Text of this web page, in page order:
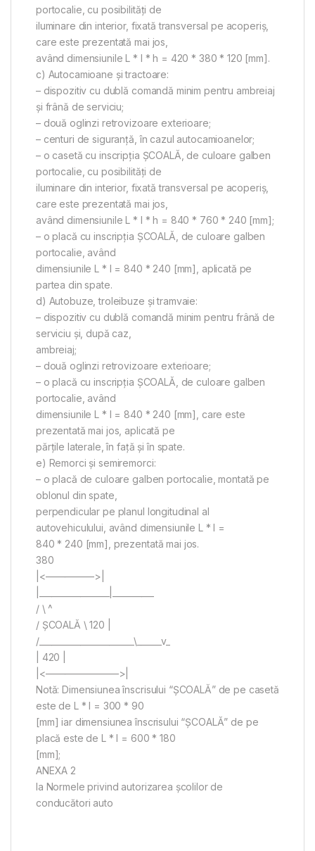
portocalie, cu posibilităţi de
iluminare din interior, fixată transversal pe acoperiş,
care este prezentată mai jos,
având dimensiunile L * l * h = 420 * 380 * 120 [mm].
c) Autocamioane şi tractoare:
– dispozitiv cu dublă comandă minim pentru ambreiaj
şi frână de serviciu;
– două oglinzi retrovizoare exterioare;
– centuri de siguranţă, în cazul autocamioanelor;
– o casetă cu inscripţia ŞCOALĂ, de culoare galben
portocalie, cu posibilităţi de
iluminare din interior, fixată transversal pe acoperiş,
care este prezentată mai jos,
având dimensiunile L * l * h = 840 * 760 * 240 [mm];
– o placă cu inscripţia ŞCOALĂ, de culoare galben
portocalie, având
dimensiunile L * l = 840 * 240 [mm], aplicată pe
partea din spate.
d) Autobuze, troleibuze şi tramvaie:
– dispozitiv cu dublă comandă minim pentru frână de
serviciu şi, după caz,
ambreiaj;
– două oglinzi retrovizoare exterioare;
– o placă cu inscripţia ŞCOALĂ, de culoare galben
portocalie, având
dimensiunile L * l = 840 * 240 [mm], care este
prezentată mai jos, aplicată pe
părţile laterale, în faţă şi în spate.
e) Remorci şi semiremorci:
– o placă de culoare galben portocalie, montată pe
oblonul din spate,
perpendicular pe planul longitudinal al
autovehiculului, având dimensiunile L * l =
840 * 240 [mm], prezentată mai jos.
380
|<—————>|
/ \ ^
/ ŞCOALĂ \ 120 |
/_______________________\______v_
| 420 |
|<———————–>|
Notă: Dimensiunea înscrisului “ŞCOALĂ” de pe casetă
este de L * l = 300 * 90
[mm] iar dimensiunea înscrisului “ŞCOALĂ” de pe
placă este de L * l = 600 * 180
[mm];
ANEXA 2
la Normele privind autorizarea şcolilor de
conducători auto